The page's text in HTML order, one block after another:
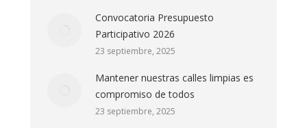
Convocatoria Presupuesto
Participativo 2026
23 septiembre, 2025
Mantener nuestras calles limpias es
compromiso de todos
23 septiembre, 2025